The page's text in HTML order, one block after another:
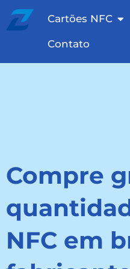
Pular
para
Cartões NFC
Contato
Compre
NFC em